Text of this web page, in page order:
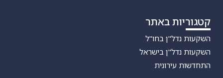
קטגוריות באתר
השקעות נדל"ן בחו"ל
השקעות נדל"ן בישראל
התחדשות עירונית